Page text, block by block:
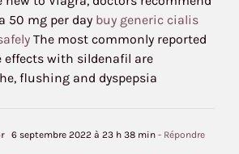
50 mg per day buy generic cialis
The most commonly reported
effects with sildenafil are
flushing and dyspepsia
6 septembre 2022 à 23 h 38 min - Répondre